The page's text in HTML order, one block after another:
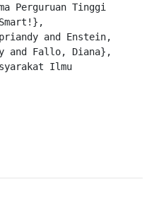
Perguruan Tinggi
and Fallo, Diana},